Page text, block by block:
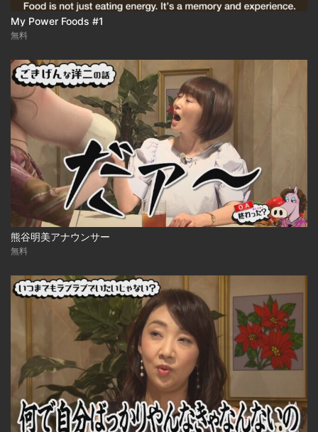
My Power Foods #1
無料
熊谷明美アナウンサー
無料